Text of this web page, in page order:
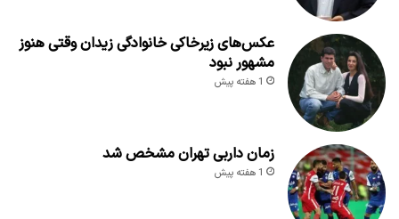
عکس‌های زیرخاکی خانوادگی زیدان وقتی هنوز
مشهور نبود
1 هفته پیش
زمان داربی تهران مشخص شد
1 هفته پیش